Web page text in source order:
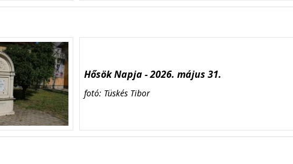
Hősök Napja - 2026. május 31.
fotó: Tüskés Tibor